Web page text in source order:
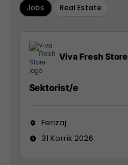
Jobs Real Estate
Viva Fresh Store
Sektorist/e
Ferizaj
31 Korrik 2026